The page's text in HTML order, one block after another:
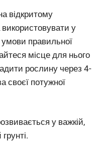
відкритому
у
умови правильної
місце для нього
рослину через 4-
своєї потужної
у важкій,